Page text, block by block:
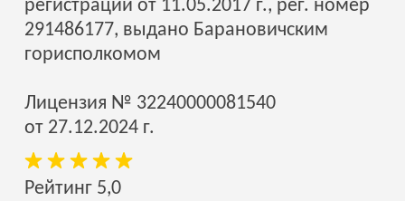
регистрации от 11.05.2017 г., рег. номер
291486177, выдано Барановичским
горисполкомом
Лицензия № 32240000081540
от 27.12.2024 г.
Рейтинг 5,0